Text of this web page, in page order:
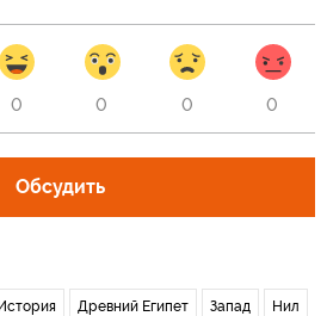
0 0 0 0
Обсудить
Древний Египет Запад Нил